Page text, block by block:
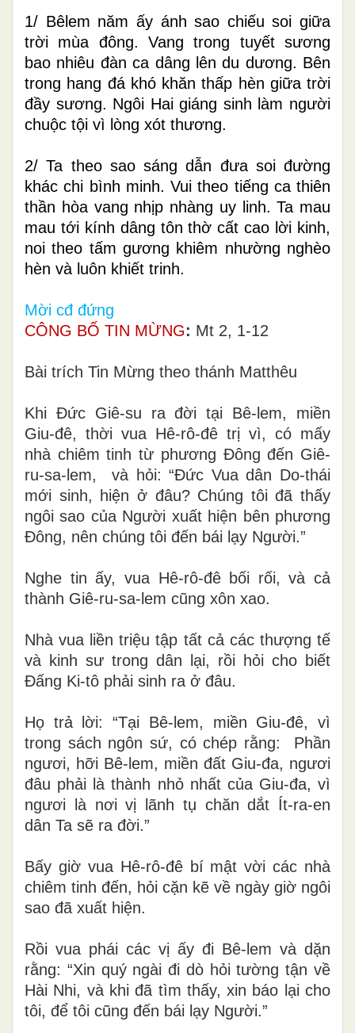
1/ Bêlem năm ấy ánh sao chiếu soi giữa
trời mùa đông. Vang trong tuyết sương
bao nhiêu đàn ca dâng lên du dương. Bên
trong hang đá khó khăn thấp hèn giữa trời
đầy sương. Ngôi Hai giáng sinh làm người
chuộc tội vì lòng xót thương.
2/ Ta theo sao sáng dẫn đưa soi đường
khác chi bình minh. Vui theo tiếng ca thiên
thần hòa vang nhịp nhàng uy linh. Ta mau
mau tới kính dâng tôn thờ cất cao lời kinh,
noi theo tấm gương khiêm nhường nghèo
hèn và luôn khiết trinh.
Mời cđ đứng
CÔNG BỐ TIN MỪNG: Mt 2, 1-12
Bài trích Tin Mừng theo thánh Matthêu
Khi Đức Giê-su ra đời tại Bê-lem, miền
Giu-đê, thời vua Hê-rô-đê trị vì, có mấy
nhà chiêm tinh từ phương Đông đến Giê-
ru-sa-lem, và hỏi: “Đức Vua dân Do-thái
mới sinh, hiện ở đâu? Chúng tôi đã thấy
ngôi sao của Người xuất hiện bên phương
Đông, nên chúng tôi đến bái lạy Người.”
Nghe tin ấy, vua Hê-rô-đê bối rối, và cả
thành Giê-ru-sa-lem cũng xôn xao.
Nhà vua liền triệu tập tất cả các thượng tế
và kinh sư trong dân lại, rồi hỏi cho biết
Đấng Ki-tô phải sinh ra ở đâu.
Họ trả lời: “Tại Bê-lem, miền Giu-đê, vì
trong sách ngôn sứ, có chép rằng: Phần
ngươi, hỡi Bê-lem, miền đất Giu-đa, ngươi
đâu phải là thành nhỏ nhất của Giu-đa, vì
ngươi là nơi vị lãnh tụ chăn dắt Ít-ra-en
dân Ta sẽ ra đời.”
Bấy giờ vua Hê-rô-đê bí mật vời các nhà
chiêm tinh đến, hỏi cặn kẽ về ngày giờ ngôi
sao đã xuất hiện.
Rồi vua phái các vị ấy đi Bê-lem và dặn
rằng: “Xin quý ngài đi dò hỏi tường tận về
Hài Nhi, và khi đã tìm thấy, xin báo lại cho
tôi, để tôi cũng đến bái lạy Người.”